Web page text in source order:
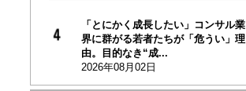
「とにかく成長したい」コンサル業
界に群がる若者たちが「危うい」理
由。目的なき“成...
2026年08月02日